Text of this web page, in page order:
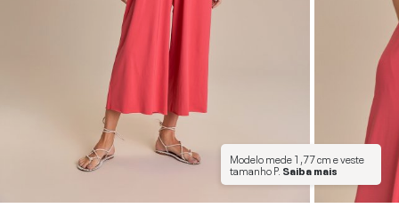
Modelo mede1,77 cme veste
tamanhoP. Saiba mais